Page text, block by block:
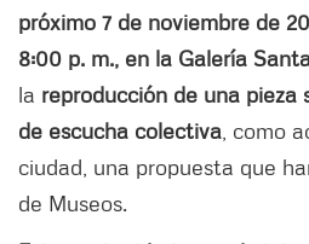
próximo 7 de noviembre de
8:00 p. m., en la Galería
la reproducción de una pieza
de escucha colectiva , como
ciudad, una propuesta que
de Museos.